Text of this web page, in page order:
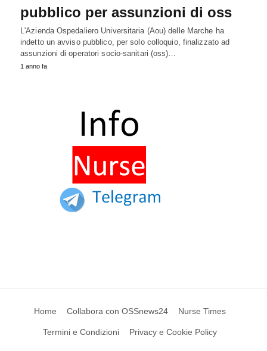
pubblico per assunzioni di oss
L'Azienda Ospedaliero Universitaria (Aou) delle Marche ha
indetto un avviso pubblico, per solo colloquio, finalizzato ad
assunzioni di operatori socio-sanitari (oss)…
1 anno fa
Home Collabora con OSSnews24 Nurse Times
Termini e Condizioni Privacy e Cookie Policy